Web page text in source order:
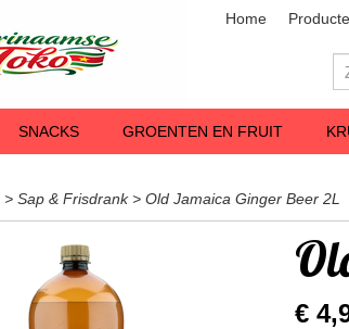
Home
SNACKS GROENTEN EN FRUIT
> Sap & Frisdrank> Old Jamaica Ginger Beer 2L
€